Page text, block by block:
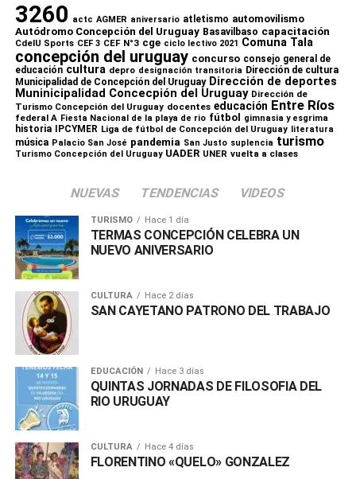
3260 actc AGMER aniversario atletismo automovilismo
Autódromo Concepción del Uruguay Basavilbaso capacitación
CdelU Sports CEF 3 CEF N°3 cge ciclo lectivo 2021 Comuna Tala
concepción del uruguay concurso consejo general de
educación cultura depro designación transitoria Dirección de cultura
Municipalidad de Concepción del Uruguay Dirección de deportes
Muninicipalidad Concecpión del Uruguay Dirección de
Turismo Concepción del Uruguay docentes educación Entre Ríos
federal A Fiesta Nacional de la playa de rio fútbol gimnasia y esgrima
historia IPCYMER Liga de fútbol de Concepción del Uruguay literatura
música Palacio San José pandemia San Justo suplencia turismo
Turismo Concepción del Uruguay UADER UNER vuelta a clases
NUEVAS TENDENCIAS VIDEOS
TURISMO Hace 1 día
TERMAS CONCEPCIÓN CELEBRA UN
NUEVO ANIVERSARIO
CULTURA Hace 2 días
SAN CAYETANO PATRONO DEL TRABAJO
EDUCACIÓN Hace 3 días
QUINTAS JORNADAS DE FILOSOFIA DEL
RIO URUGUAY
CULTURA Hace 4 días
FLORENTINO «QUELO» GONZALEZ